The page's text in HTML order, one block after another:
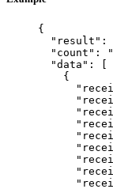
{
"result" :
"count" : "
"data" : [
{